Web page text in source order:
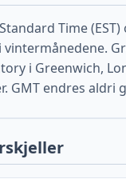
Time
vintermånedene.
i Greenwich,
GMT endres aldri